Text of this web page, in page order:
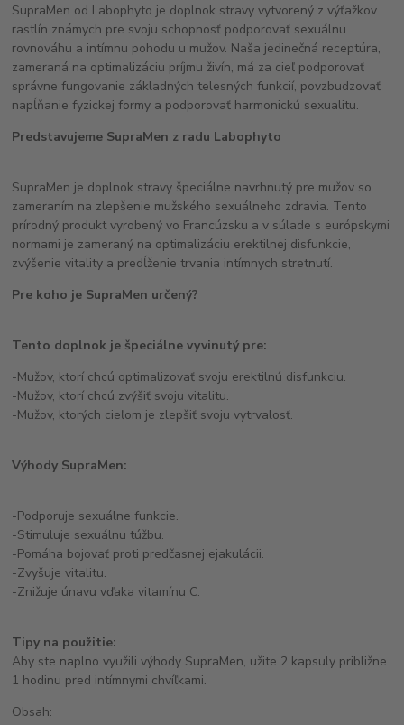
SupraMen od Labophyto je doplnok stravy vytvorený z výťažkov
rastlín známych pre svoju schopnosť podporovať sexuálnu
rovnováhu a intímnu pohodu u mužov. Naša jedinečná receptúra,
zameraná na optimalizáciu príjmu živín, má za cieľ podporovať
správne fungovanie základných telesných funkcií, povzbudzovať
napĺňanie fyzickej formy a podporovať harmonickú sexualitu.
Predstavujeme SupraMen z radu Labophyto
SupraMen je doplnok stravy špeciálne navrhnutý pre mužov so
zameraním na zlepšenie mužského sexuálneho zdravia. Tento
prírodný produkt vyrobený vo Francúzsku a v súlade s európskymi
normami je zameraný na optimalizáciu erektilnej disfunkcie,
zvýšenie vitality a predĺženie trvania intímnych stretnutí.
Pre koho je SupraMen určený?
Tento doplnok je špeciálne vyvinutý pre:
-Mužov, ktorí chcú optimalizovať svoju erektilnú disfunkciu.
-Mužov, ktorí chcú zvýšiť svoju vitalitu.
-Mužov, ktorých cieľom je zlepšiť svoju vytrvalosť.
Výhody SupraMen:
-Podporuje sexuálne funkcie.
-Stimuluje sexuálnu túžbu.
-Pomáha bojovať proti predčasnej ejakulácii.
-Zvyšuje vitalitu.
-Znižuje únavu vďaka vitamínu C.
Tipy na použitie:
Aby ste naplno využili výhody SupraMen, užite 2 kapsuly približne
1 hodinu pred intímnymi chvíľkami.
Obsah: